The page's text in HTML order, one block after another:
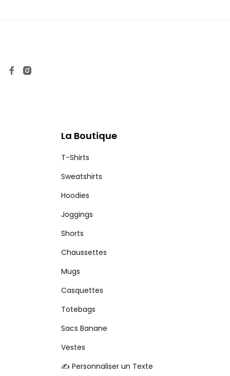
La Boutique
T-Shirts
Sweatshirts
Hoodies
Joggings
Shorts
Chaussettes
Mugs
Casquettes
Totebags
Sacs Banane
Vestes
✍️ Personnaliser un Texte